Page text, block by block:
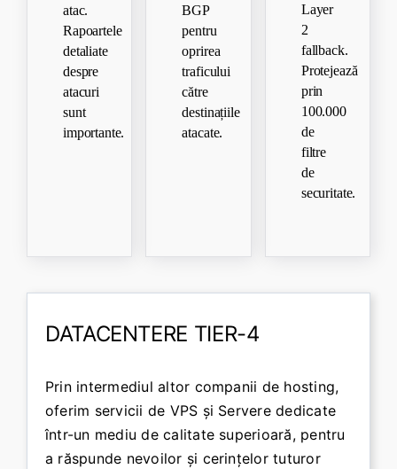
atac.
Rapoartele
detaliate
despre
atacuri
sunt
importante.
BGP
pentru
oprirea
traficului
către
destinațiile
atacate.
Layer
2
fallback.
Protejează
prin
100.000
de
filtre
de
securitate.
DATACENTERE TIER-4
Prin intermediul altor companii de hosting,
oferim servicii de VPS și Servere dedicate
într-un mediu de calitate superioară, pentru
a răspunde nevoilor și cerințelor tuturor